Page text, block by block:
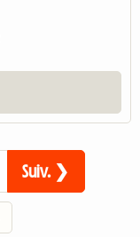
Suiv. ❯